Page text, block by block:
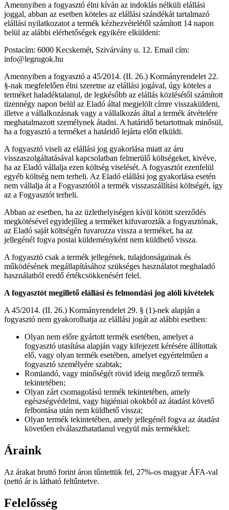
Amennyiben a fogyasztó élni kíván az indoklás nélküli elállási
joggal, abban az esetben köteles az elállási szándékát tartalmazó
elállási nyilatkozatot a termék kézhezvételétől számított 14 napon
belül az alábbi elérhetőségek egyikére elküldeni:
Postacím: 6000 Kecskemét, Szivárvány u. 12. Email cím:
info@legrugok.hu
Amennyiben a fogyasztó a 45/2014. (II. 26.) Kormányrendelet 22.
§-nak megfelelően élni szeretne az elállási jogával, úgy köteles a
terméket haladéktalanul, de legkésőbb az elállás közlésétől számított
tizennégy napon belül az Eladó által megjelölt címre visszaküldeni,
illetve a vállalkozásnak vagy a vállalkozás által a termék átvételére
meghatalmazott személynek átadni. A határidő betartottnak minősül,
ha a fogyasztó a terméket a határidő lejárta előtt elküldi.
A fogyasztó viseli az elállási jog gyakorlása miatt az áru
visszaszolgáltatásával kapcsolatban felmerülő költségeket, kivéve,
ha az Eladó vállalja ezen költség viselését. A fogyasztót ezenfelül
egyéb költség nem terheli. Az Eladó elállási jog gyakorlása esetén
nem vállalja át a Fogyasztótól a termék visszaszállítási költségét, így
az a Fogyasztót terheli.
Abban az esetben, ha az üzlethelyiségen kívül kötött szerződés
megkötésével egyidejűleg a terméket kifuvarozták a fogyasztónak,
az Eladó saját költségén fuvarozza vissza a terméket, ha az
jellegénél fogva postai küldeményként nem küldhető vissza.
A fogyasztó csak a termék jellegének, tulajdonságainak és
működésének megállapításához szükséges használatot meghaladó
használatból eredő értékcsökkenésért felel.
A fogyasztót megillető elállási és felmondási jog alóli kivételek
A 45/2014. (II. 26.) Kormányrendelet 29. § (1)-nek alapján a
fogyasztó nem gyakorolhatja az elállási jogát az alábbi esetben:
Olyan nem előre gyártott termék esetében, amelyet a
fogyasztó utasítása alapján vagy kifejezett kérésére állítottak
elő, vagy olyan termék esetében, amelyet egyértelműen a
fogyasztó személyére szabtak;
Romlandó, vagy minőségét rövid ideig megőrző termék
tekintetében;
Olyan zárt csomagolású termék tekintetében, amely
egészségvédelmi, vagy higiéniai okokból az átadást követő
felbontása után nem küldhető vissza;
Olyan termék tekintetében, amely jellegénél fogva az átadást
követően elválaszthatatlanul vegyül más termékkel;
Áraink
Az árakat bruttó forint áron tűntettük fel, 27%-os magyar ÁFA-val
(nettó ár is látható feltűntetve.
Felelősség